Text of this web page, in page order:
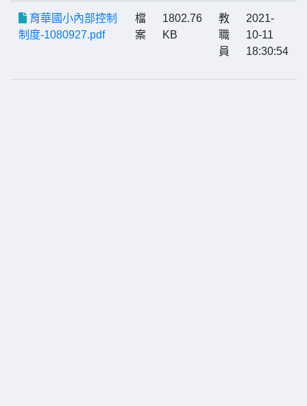
育華國小內部控制
制度-1080927.pdf
檔
案
1802.76
KB
教
職
員
2021-
10-11
18:30:54